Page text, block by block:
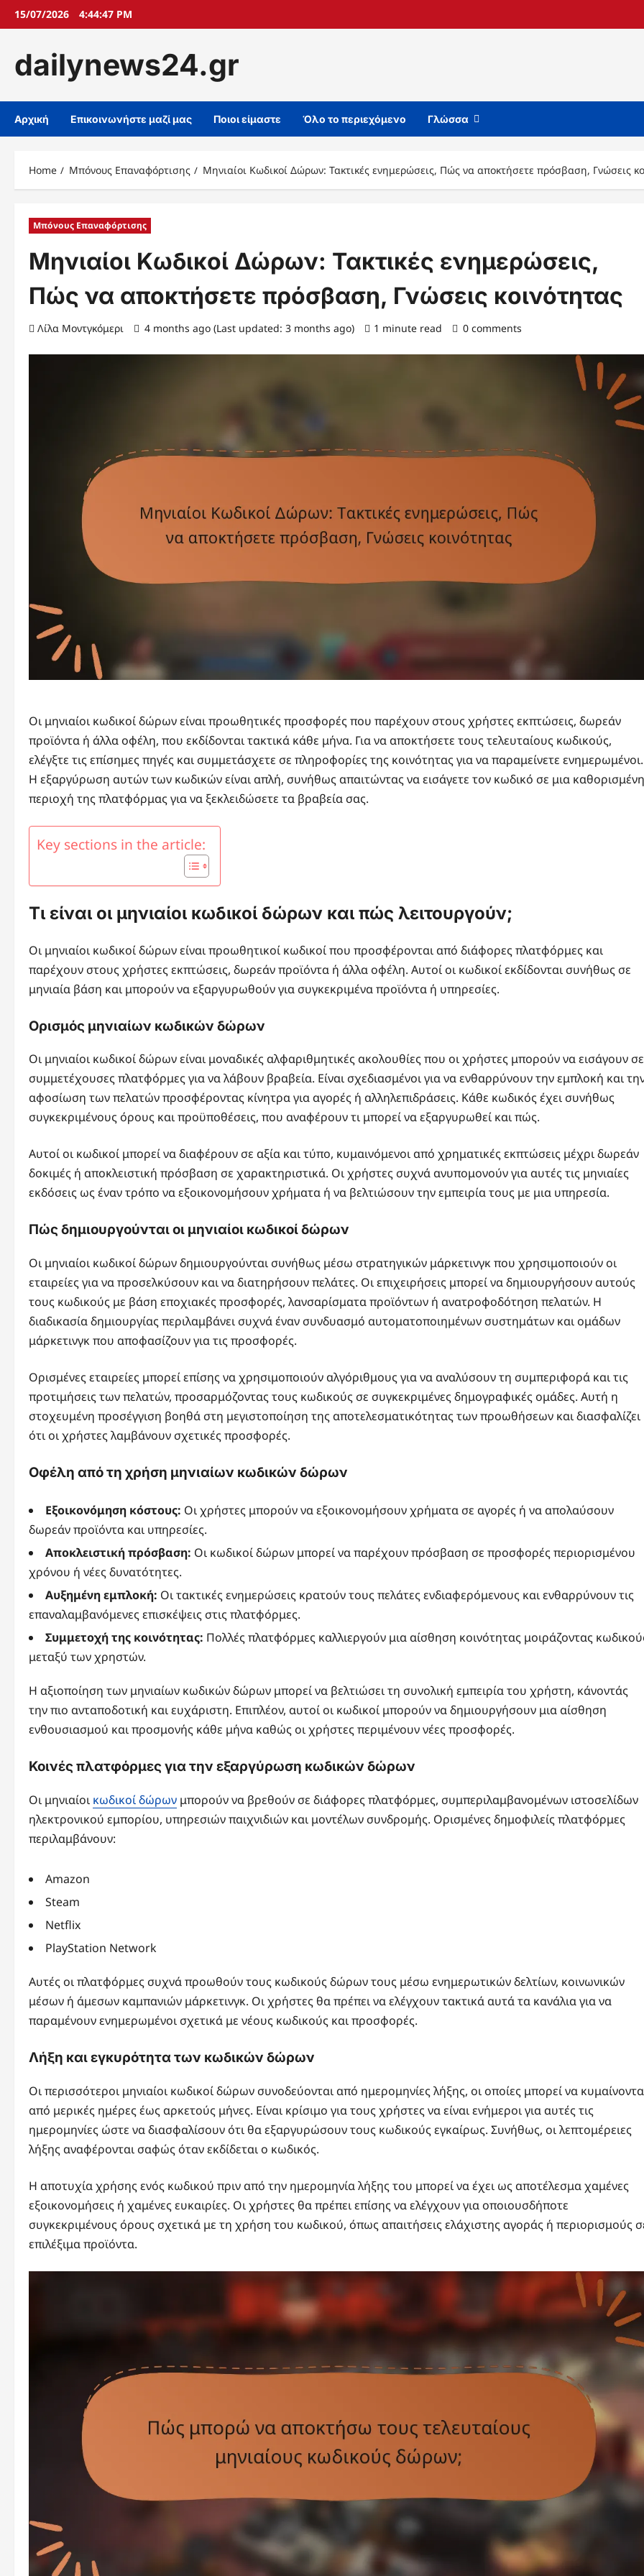
Skip15/07/2026 4:44:48 PM
dailynews24.gr
Αρχική Επικοινωνήστε μαζί μας Ποιοι είμαστε Όλο το περιεχόμενο Γλώσσα
Home Μπόνους Επαναφόρτισης Μηνιαίοι Κωδικοί Δώρων: Τακτικές ενημερώσεις, Πώς να αποκτήσετε πρόσβαση, Γνώσεις
Μπόνους Επαναφόρτισης
Μηνιαίοι Κωδικοί Δώρων: Τακτικές ενημερώσεις,
Πώς να αποκτήσετε πρόσβαση, Γνώσεις κοινότητας
Λίλα Μοντγκόμερι 4 months ago (Last updated: 3 months ago) 1 minute read 0 comments
Οι μηνιαίοι κωδικοί δώρων είναι προωθητικές προσφορές που παρέχουν στους χρήστες εκπτώσεις, δωρεάν
προϊόντα ή άλλα οφέλη, που εκδίδονται τακτικά κάθε μήνα. Για να αποκτήσετε τους τελευταίους κωδικούς,
ελέγξτε τις επίσημες πηγές και συμμετάσχετε σε πληροφορίες της κοινότητας για να παραμείνετε ενημερωμένοι.
Η εξαργύρωση αυτών των κωδικών είναι απλή, συνήθως απαιτώντας να εισάγετε τον κωδικό σε μια καθορισμένη
περιοχή της πλατφόρμας για να ξεκλειδώσετε τα βραβεία σας.
Key sections in the article:
Τι είναι οι μηνιαίοι κωδικοί δώρων και πώς λειτουργούν;
Οι μηνιαίοι κωδικοί δώρων είναι προωθητικοί κωδικοί που προσφέρονται από διάφορες πλατφόρμες και
παρέχουν στους χρήστες εκπτώσεις, δωρεάν προϊόντα ή άλλα οφέλη. Αυτοί οι κωδικοί εκδίδονται συνήθως σε
μηνιαία βάση και μπορούν να εξαργυρωθούν για συγκεκριμένα προϊόντα ή υπηρεσίες.
Ορισμός μηνιαίων κωδικών δώρων
Οι μηνιαίοι κωδικοί δώρων είναι μοναδικές αλφαριθμητικές ακολουθίες που οι χρήστες μπορούν να εισάγουν σε
συμμετέχουσες πλατφόρμες για να λάβουν βραβεία. Είναι σχεδιασμένοι για να ενθαρρύνουν την εμπλοκή και
αφοσίωση των πελατών προσφέροντας κίνητρα για αγορές ή αλληλεπιδράσεις. Κάθε κωδικός έχει συνήθως
συγκεκριμένους όρους και προϋποθέσεις, που αναφέρουν τι μπορεί να εξαργυρωθεί και πώς.
Αυτοί οι κωδικοί μπορεί να διαφέρουν σε αξία και τύπο, κυμαινόμενοι από χρηματικές εκπτώσεις μέχρι δωρεάν
δοκιμές ή αποκλειστική πρόσβαση σε χαρακτηριστικά. Οι χρήστες συχνά ανυπομονούν για αυτές τις μηνιαίες
εκδόσεις ως έναν τρόπο να εξοικονομήσουν χρήματα ή να βελτιώσουν την εμπειρία τους με μια υπηρεσία.
Πώς δημιουργούνται οι μηνιαίοι κωδικοί δώρων
Οι μηνιαίοι κωδικοί δώρων δημιουργούνται συνήθως μέσω στρατηγικών μάρκετινγκ που χρησιμοποιούν οι
εταιρείες για να προσελκύσουν και να διατηρήσουν πελάτες. Οι επιχειρήσεις μπορεί να δημιουργήσουν αυτούς
τους κωδικούς με βάση εποχιακές προσφορές, λανσαρίσματα προϊόντων ή ανατροφοδότηση πελατών. Η
διαδικασία δημιουργίας περιλαμβάνει συχνά έναν συνδυασμό αυτοματοποιημένων συστημάτων και ομάδων
μάρκετινγκ που αποφασίζουν για τις προσφορές.
Ορισμένες εταιρείες μπορεί επίσης να χρησιμοποιούν αλγόριθμους για να αναλύσουν τη συμπεριφορά και τις
προτιμήσεις των πελατών, προσαρμόζοντας τους κωδικούς σε συγκεκριμένες δημογραφικές ομάδες. Αυτή η
στοχευμένη προσέγγιση βοηθά στη μεγιστοποίηση της αποτελεσματικότητας των προωθήσεων και διασφαλίζει
ότι οι χρήστες λαμβάνουν σχετικές προσφορές.
Οφέλη από τη χρήση μηνιαίων κωδικών δώρων
Εξοικονόμηση κόστους: Οι χρήστες μπορούν να εξοικονομήσουν χρήματα σε αγορές ή να απολαύσουν
δωρεάν προϊόντα και υπηρεσίες.
Αποκλειστική πρόσβαση: Οι κωδικοί δώρων μπορεί να παρέχουν πρόσβαση σε προσφορές περιορισμένου
χρόνου ή νέες δυνατότητες.
Αυξημένη εμπλοκή: Οι τακτικές ενημερώσεις κρατούν τους πελάτες ενδιαφερόμενους και ενθαρρύνουν τις
επαναλαμβανόμενες επισκέψεις στις πλατφόρμες.
Συμμετοχή της κοινότητας: Πολλές πλατφόρμες καλλιεργούν μια αίσθηση κοινότητας μοιράζοντας
μεταξύ των χρηστών.
Η αξιοποίηση των μηνιαίων κωδικών δώρων μπορεί να βελτιώσει τη συνολική εμπειρία του χρήστη, κάνοντάς
την πιο ανταποδοτική και ευχάριστη. Επιπλέον, αυτοί οι κωδικοί μπορούν να δημιουργήσουν μια αίσθηση
ενθουσιασμού και προσμονής κάθε μήνα καθώς οι χρήστες περιμένουν νέες προσφορές.
Κοινές πλατφόρμες για την εξαργύρωση κωδικών δώρων
Οι μηνιαίοι κωδικοί δώρων μπορούν να βρεθούν σε διάφορες πλατφόρμες, συμπεριλαμβανομένων ιστοσελίδων
ηλεκτρονικού εμπορίου, υπηρεσιών παιχνιδιών και μοντέλων συνδρομής. Ορισμένες δημοφιλείς πλατφόρμες
περιλαμβάνουν:
Amazon
Steam
Netflix
PlayStation Network
Αυτές οι πλατφόρμες συχνά προωθούν τους κωδικούς δώρων τους μέσω ενημερωτικών δελτίων, κοινωνικών
μέσων ή άμεσων καμπανιών μάρκετινγκ. Οι χρήστες θα πρέπει να ελέγχουν τακτικά αυτά τα κανάλια για να
παραμένουν ενημερωμένοι σχετικά με νέους κωδικούς και προσφορές.
Λήξη και εγκυρότητα των κωδικών δώρων
Οι περισσότεροι μηνιαίοι κωδικοί δώρων συνοδεύονται από ημερομηνίες λήξης, οι οποίες μπορεί να
από μερικές ημέρες έως αρκετούς μήνες. Είναι κρίσιμο για τους χρήστες να είναι ενήμεροι για αυτές τις
ημερομηνίες ώστε να διασφαλίσουν ότι θα εξαργυρώσουν τους κωδικούς εγκαίρως. Συνήθως, οι λεπτομέρειες
λήξης αναφέρονται σαφώς όταν εκδίδεται ο κωδικός.
Η αποτυχία χρήσης ενός κωδικού πριν από την ημερομηνία λήξης του μπορεί να έχει ως αποτέλεσμα χαμένες
εξοικονομήσεις ή χαμένες ευκαιρίες. Οι χρήστες θα πρέπει επίσης να ελέγχουν για οποιουσδήποτε
συγκεκριμένους όρους σχετικά με τη χρήση του κωδικού, όπως απαιτήσεις ελάχιστης αγοράς ή περιορισμούς
επιλέξιμα προϊόντα.